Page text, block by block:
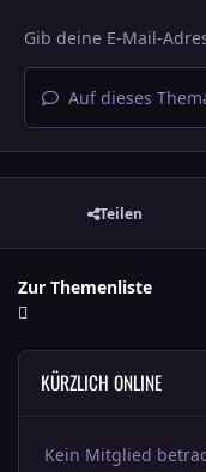
Auf dieses
Teilen
Zur Themenliste
KÜRZLICH ONLINE
Kein Mitglied